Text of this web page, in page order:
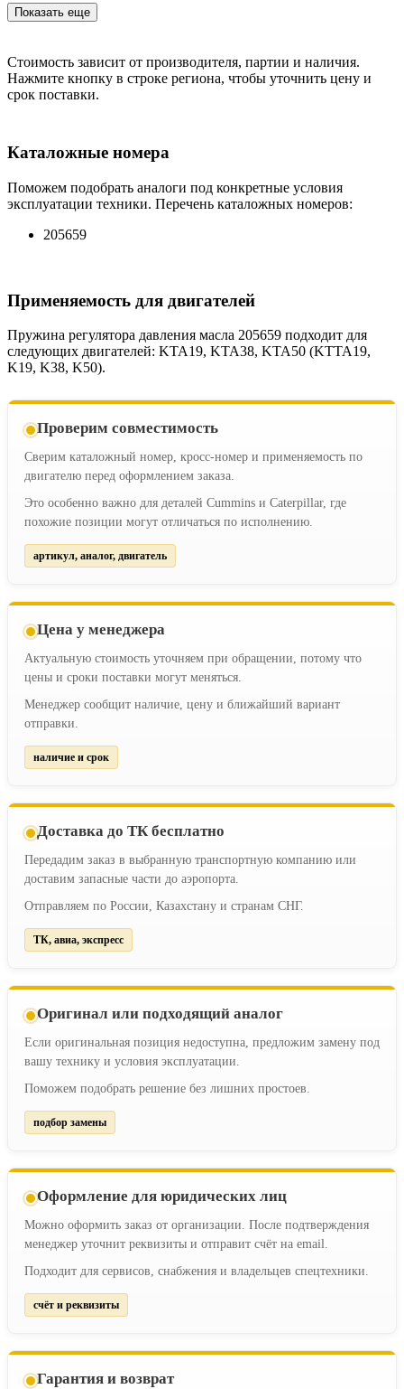
Показать еще
Стоимость зависит от производителя, партии и наличия.
Нажмите кнопку в строке региона, чтобы уточнить цену и
срок поставки.
Каталожные номера
Поможем подобрать аналоги под конкретные условия
эксплуатации техники. Перечень каталожных номеров:
205659
Применяемость для двигателей
Пружина регулятора давления масла 205659 подходит для
следующих двигателей: KTA19, KTA38, KTA50 (KTTA19,
K19, K38, K50).
Проверим совместимость
Сверим каталожный номер, кросс-номер и применяемость по
двигателю перед оформлением заказа.
Это особенно важно для деталей Cummins и Caterpillar, где
похожие позиции могут отличаться по исполнению.
артикул, аналог, двигатель
Цена у менеджера
Актуальную стоимость уточняем при обращении, потому что
цены и сроки поставки могут меняться.
Менеджер сообщит наличие, цену и ближайший вариант
отправки.
наличие и срок
Доставка до ТК бесплатно
Передадим заказ в выбранную транспортную компанию или
доставим запасные части до аэропорта.
Отправляем по России, Казахстану и странам СНГ.
ТК, авиа, экспресс
Оригинал или подходящий аналог
Если оригинальная позиция недоступна, предложим замену под
вашу технику и условия эксплуатации.
Поможем подобрать решение без лишних простоев.
подбор замены
Оформление для юридических лиц
Можно оформить заказ от организации. После подтверждения
менеджер уточнит реквизиты и отправит счёт на email.
Подходит для сервисов, снабжения и владельцев спецтехники.
счёт и реквизиты
Гарантия и возврат